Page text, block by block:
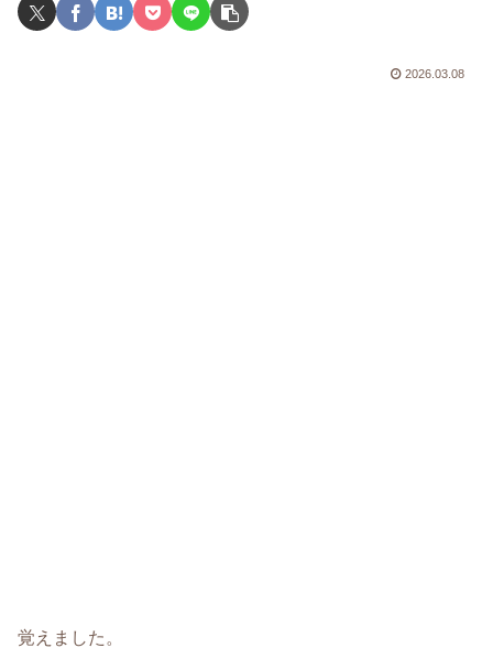
2026.03.08
覚えました。